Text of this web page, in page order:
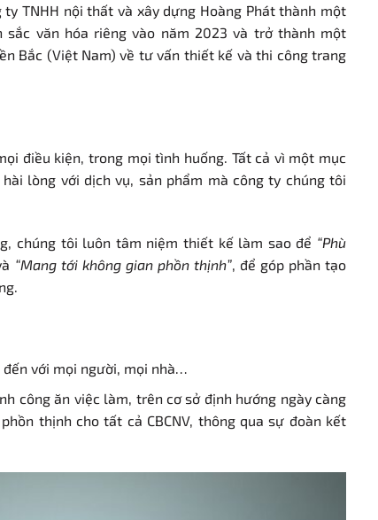
TNHH nội thất và xây dựng Hoàng Phát thành một
văn hóa riêng vào năm 2023 và trở thành một
Bắc (Việt Nam) về tư vấn thiết kế và thi công trang
điều kiện, trong mọi tình huống. Tất cả vì một mục
lòng với dịch vụ, sản phẩm mà công ty chúng tôi
chúng tôi luôn tâm niệm thiết kế làm sao để “Phù
“Mang tới không gian phồn thịnh”, để góp phần tạo
với mọi người, mọi nhà…
công ăn việc làm, trên cơ sở định hướng ngày càng
thịnh cho tất cả CBCNV, thông qua sự đoàn kết